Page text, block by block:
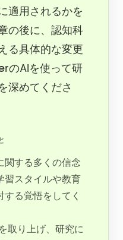
適用されるかを
の後に、認知科
る具体的な変更
のAIを使って研
深めてくださ
関する多くの信念
習スタイルや教育
る覚悟をしてく
取り上げ、研究に